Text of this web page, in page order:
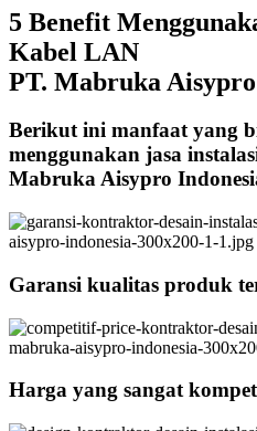
5 Benefit
Kabel LAN
PT. Mabruka
Berikut ini manfaat yang
menggunakan jasa
Mabruka Aisypro
Garansi kualitas produk
Harga yang sangat